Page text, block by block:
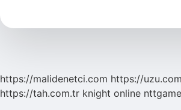
https://malidenetci.com https://
https://tah.com.tr knight online nttgame